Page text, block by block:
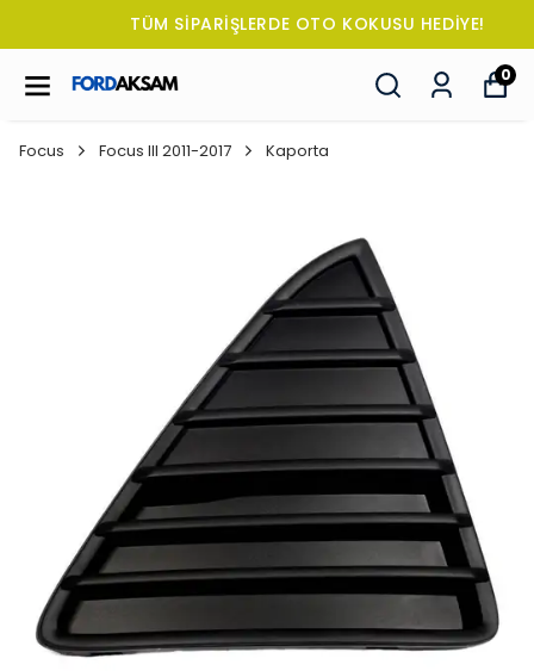
TÜM SİPARİŞLERDE OTO KOKUSU HEDİYE!
0
Focus Focus III 2011-2017 Kaporta